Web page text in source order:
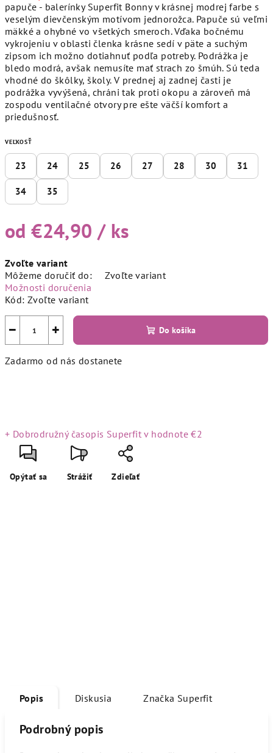
papuče - balerínky Superfit Bonny v krásnej modrej farbe s
veselým dievčenským motívom jednorožca. Papuče sú veľmi
mäkké a ohybné vo všetkých smeroch. Vďaka bočnému
vykrojeniu v oblasti členka krásne sedí v päte a suchým
zipsom ich možno dotiahnuť podľa potreby. Podrážka je
bledo modrá, avšak nemusíte mať strach zo šmúh. Sú teda
vhodné do škôlky, školy. V prednej aj zadnej časti je
podrážka vyvýšená, chráni tak proti okopu a zároveň má
zospodu ventilačné otvory pre ešte väčší komfort a
priedušnosť.
VEĽKOSŤ
23 24 25 26 27 28 30 31
34 35
od€24,90 / ks
cena:
Zvoľte variant
Môžeme doručiť do:
Zvoľte variant
Možnosti doručenia
Kód: Zvoľte variant
+
− Do košíka
Zadarmo od nás dostanete
+ Dobrodružný časopis Superfitv hodnote €2
Opýtať sa Strážiť Zdieľať
Popis Diskusia Značka Superfit
Podrobný popis